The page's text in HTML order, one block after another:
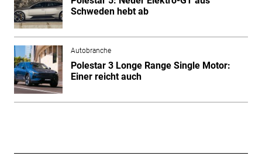
Schweden hebt ab
Autobranche
Polestar 3 Longe Range Single Motor:
Einer reicht auch